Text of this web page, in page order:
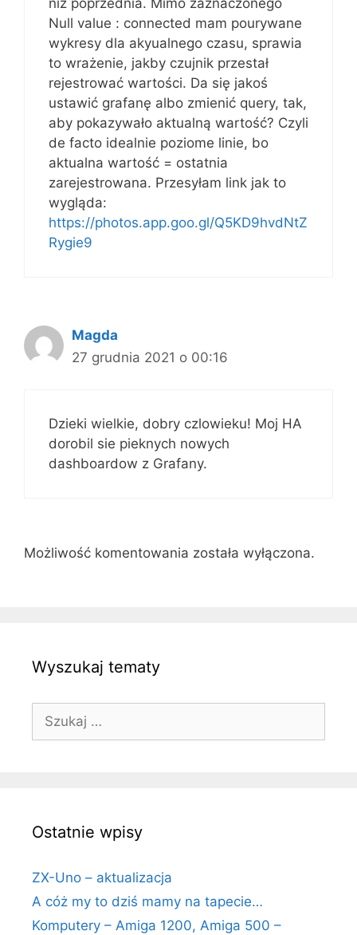
Null value : connected mam pourywane
wykresy dla akyualnego czasu, sprawia
to wrażenie, jakby czujnik przestał
rejestrować wartości. Da się jakoś
ustawić grafanę albo zmienić query, tak,
aby pokazywało aktualną wartość? Czyli
de facto idealnie poziome linie, bo
aktualna wartość = ostatnia
zarejestrowana. Przesyłam link jak to
wygląda:
https://photos.app.goo.gl/Q5KD9hvdNtZ
Rygie9
Magda
27 grudnia 2021 o 00:16
Dzieki wielkie, dobry czlowieku! Moj HA
dorobil sie pieknych nowych
dashboardow z Grafany.
Możliwość komentowania została wyłączona.
Wyszukaj tematy
Szukaj:
Ostatnie wpisy
ZX-Uno – aktualizacja
A cóż my to dziś mamy na tapecie…
Komputery – Amiga 1200, Amiga 500 –